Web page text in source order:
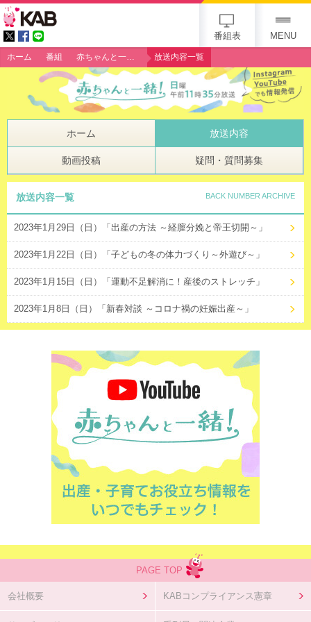
番組表 MENU
ホーム 番組 赤ちゃんと一緒！ 放送内容一覧
ホーム 放送内容
動画投稿 疑問・質問募集
放送内容一覧 BACK NUMBER ARCHIVE
2023年1月29日（日）「出産の方法 ～経膣分娩と帝王切開～」
2023年1月22日（日）「子どもの冬の体力づくり～外遊び～」
2023年1月15日（日）「運動不足解消に！産後のストレッチ」
2023年1月8日（日）「新春対談 ～コロナ禍の妊娠出産～」
PAGE TOP
会社概要 KABコンプライアンス憲章